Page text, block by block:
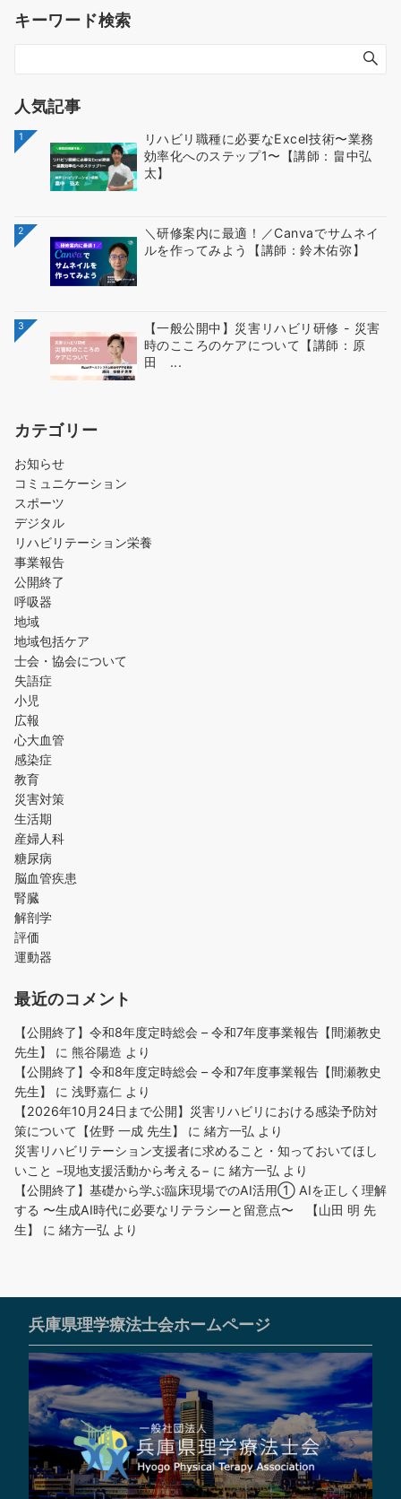
キーワード検索
人気記事
1
リハビリ職種に必要なExcel技術〜業務
効率化へのステップ1〜【講師：畠中弘
太】
2
＼研修案内に最適！／Canvaでサムネイ
ルを作ってみよう【講師：鈴木佑弥】
3
【一般公開中】災害リハビリ研修 - 災害
時のこころのケアについて【講師：原
田 ...
カテゴリー
お知らせ
コミュニケーション
スポーツ
デジタル
リハビリテーション栄養
事業報告
公開終了
呼吸器
地域
地域包括ケア
士会・協会について
失語症
小児
広報
心大血管
感染症
教育
災害対策
生活期
産婦人科
糖尿病
脳血管疾患
腎臓
解剖学
評価
運動器
最近のコメント
【公開終了】令和8年度定時総会 – 令和7年度事業報告【間瀬教史
先生】
に 熊谷陽造 より
【公開終了】令和8年度定時総会 – 令和7年度事業報告【間瀬教史
先生】
に 浅野嘉仁 より
【2026年10月24日まで公開】災害リハビリにおける感染予防対
策について【佐野 一成 先生】
に 緒方一弘 より
災害リハビリテーション支援者に求めること・知っておいてほし
いこと −現地支援活動から考える− に 緒方一弘 より
【公開終了】基礎から学ぶ臨床現場でのAI活用① AIを正しく理解
する 〜生成AI時代に必要なリテラシーと留意点〜 【山田 明 先
生】
に 緒方一弘 より
兵庫県理学療法士会ホームページ